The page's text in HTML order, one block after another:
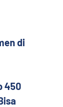
di
450